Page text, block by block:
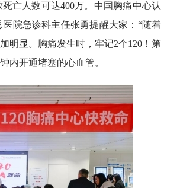
亡人数可达400万。中国胸痛中心认
院急诊科主任张勇提醒大家：“随着
明显。胸痛发生时，牢记2个120！第
内开通堵塞的心血管。